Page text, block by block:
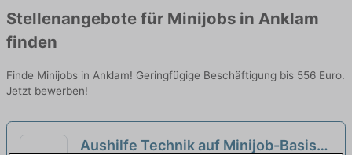
Stellenangebote für Minijobs in Anklam
finden
Finde Minijobs in Anklam! Geringfügige Beschäftigung bis 556 Euro.
Jetzt bewerben!
Aushilfe Technik auf Minijob-Basis